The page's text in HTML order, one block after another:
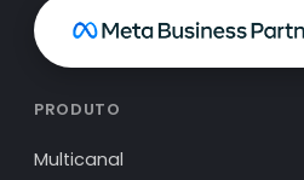
PRODUTO
Multicanal